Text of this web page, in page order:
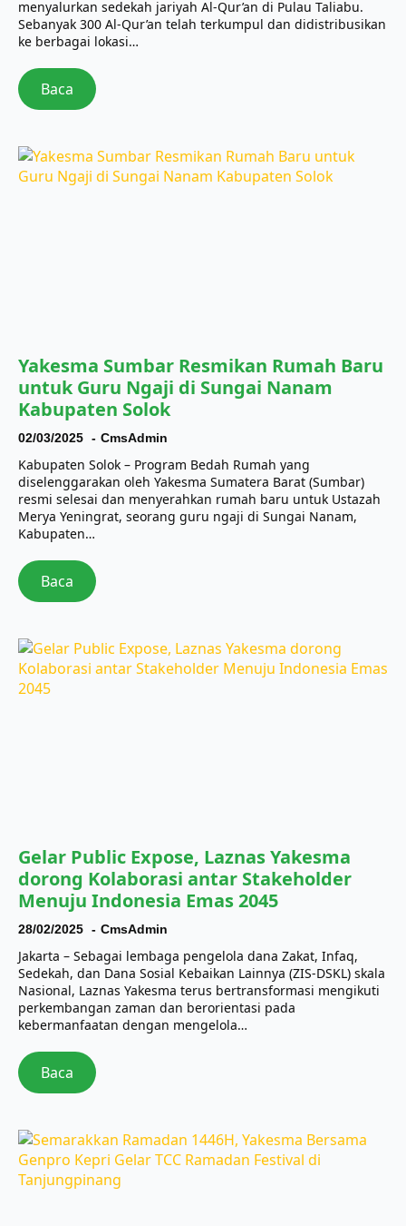
menyalurkan sedekah jariyah Al-Qur’an di Pulau Taliabu.
Sebanyak 300 Al-Qur’an telah terkumpul dan didistribusikan
ke berbagai lokasi…
Baca
Yakesma Sumbar Resmikan Rumah Baru
untuk Guru Ngaji di Sungai Nanam
Kabupaten Solok
02/03/2025 CmsAdmin
Kabupaten Solok – Program Bedah Rumah yang
diselenggarakan oleh Yakesma Sumatera Barat (Sumbar)
resmi selesai dan menyerahkan rumah baru untuk Ustazah
Merya Yeningrat, seorang guru ngaji di Sungai Nanam,
Kabupaten…
Baca
Gelar Public Expose, Laznas Yakesma
dorong Kolaborasi antar Stakeholder
Menuju Indonesia Emas 2045
28/02/2025 CmsAdmin
Jakarta – Sebagai lembaga pengelola dana Zakat, Infaq,
Sedekah, dan Dana Sosial Kebaikan Lainnya (ZIS-DSKL) skala
Nasional, Laznas Yakesma terus bertransformasi mengikuti
perkembangan zaman dan berorientasi pada
kebermanfaatan dengan mengelola…
Baca